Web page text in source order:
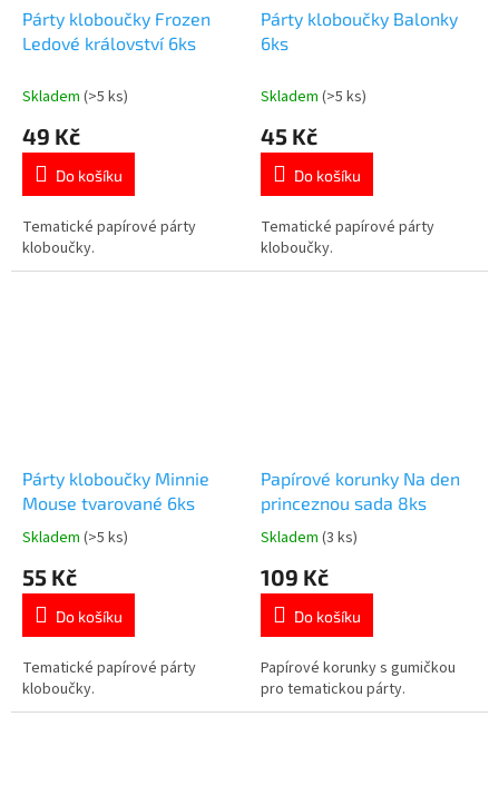
Párty kloboučky Frozen
Ledové království 6ks
Skladem (>5 ks)
49 Kč
Do košíku
Tematické papírové párty
kloboučky.
Párty kloboučky Balonky
6ks
Skladem (>5 ks)
45 Kč
Do košíku
Tematické papírové párty
kloboučky.
Párty kloboučky Minnie
Mouse tvarované 6ks
Průměrné
produktu
5,0
5
hvězdiček.
Skladem (>5 ks)
55 Kč
Do košíku
Tematické papírové párty
kloboučky.
Papírové korunky Na den
princeznou sada 8ks
Průměrné
produktu
5,0
5
hvězdiček.
Skladem (3 ks)
109 Kč
Do košíku
Papírové korunky s gumičkou
pro tematickou párty.